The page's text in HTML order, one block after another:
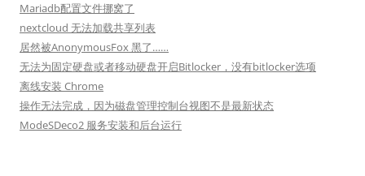
Mariadb配置文件挪窝了
nextcloud 无法加载共享列表
居然被AnonymousFox 黑了……
无法为固定硬盘或者移动硬盘开启Bitlocker，没有bitlocker选项
离线安装 Chrome
操作无法完成，因为磁盘管理控制台视图不是最新状态
ModeSDeco2 服务安装和后台运行